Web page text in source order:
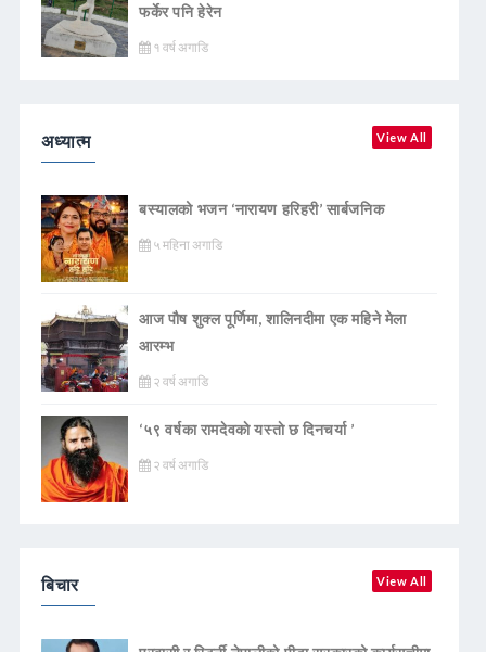
फर्केर पनि हेरेन
१ वर्ष अगाडि
अध्यात्म View All
बस्यालको भजन ‘नारायण हरिहरी’ सार्बजनिक
५ महिना अगाडि
आज पौष शुक्ल पूर्णिमा, शालिनदीमा एक महिने मेला
आरम्भ
२ वर्ष अगाडि
‘५९ वर्षका रामदेवकाे यस्ताे छ दिनचर्या ’
२ वर्ष अगाडि
बिचार View All